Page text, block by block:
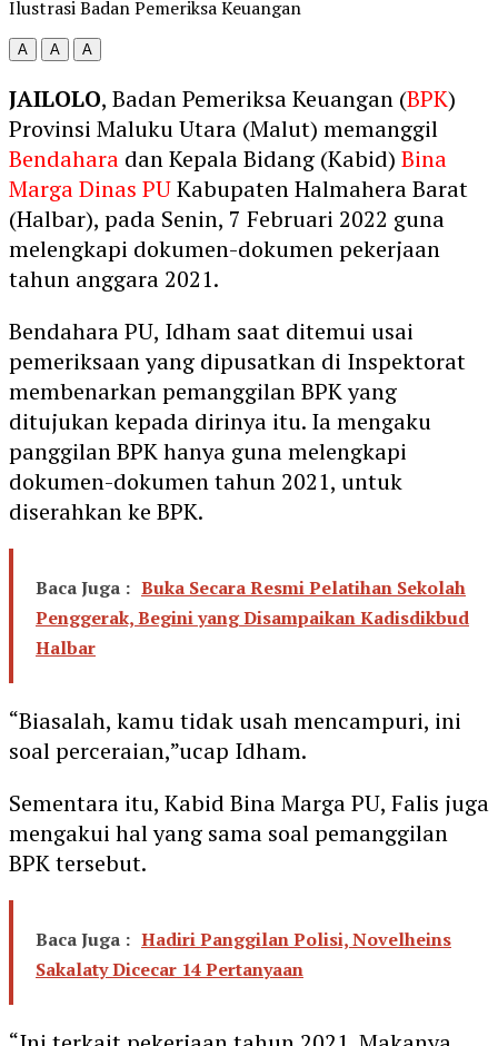
Ilustrasi Badan Pemeriksa Keuangan
A A A
JAILOLO, Badan Pemeriksa Keuangan (BPK)
Provinsi Maluku Utara (Malut) memanggil
Bendahara dan Kepala Bidang (Kabid) Bina
Marga Dinas PUKabupaten Halmahera Barat
(Halbar), pada Senin, 7 Februari 2022 guna
melengkapi dokumen-dokumen pekerjaan
tahun anggara 2021.
Bendahara PU, Idham saat ditemui usai
pemeriksaan yang dipusatkan di Inspektorat
membenarkan pemanggilan BPK yang
ditujukan kepada dirinya itu. Ia mengaku
panggilan BPK hanya guna melengkapi
dokumen-dokumen tahun 2021, untuk
diserahkan ke BPK.
Baca Juga : Buka Secara Resmi Pelatihan Sekolah
Penggerak, Begini yang Disampaikan Kadisdikbud
Halbar
“Biasalah, kamu tidak usah mencampuri, ini
soal perceraian,”ucap Idham.
Sementara itu, Kabid Bina Marga PU, Falis juga
mengakui hal yang sama soal pemanggilan
BPK tersebut.
Baca Juga : Hadiri Panggilan Polisi, Novelheins
Sakalaty Dicecar 14 Pertanyaan